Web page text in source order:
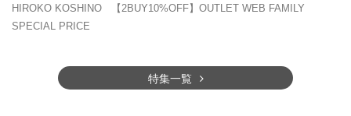
HIROKO KOSHINO 【2BUY10%OFF】OUTLET WEB FAMILY
SPECIAL PRICE
特集一覧